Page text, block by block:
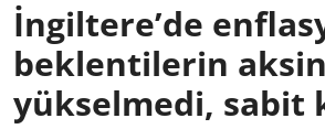
İngiltere’de
beklentilerin
yükselmedi, sabit